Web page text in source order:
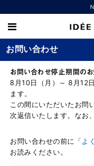
お問い合わせ
お問い合わせ停止期間のお
8月10日（月）～ 8月12
ます。
この間にいただいたお問
次返信いたします。なお
お問い合わせの前に「よ
お読みください。